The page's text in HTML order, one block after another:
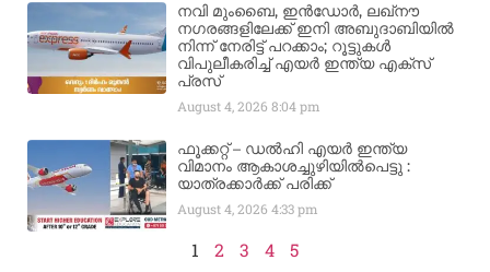
നവി മുംബൈ, ഇൻഡോർ, ലഖ്നൗ
നഗരങ്ങളിലേക്ക് ഇനി അബുദാബിയിൽ
നിന്ന് നേരിട്ട് പറക്കാം; റൂട്ടുകൾ
വിപുലീകരിച്ച് എയർ ഇന്ത്യ എക്സ്
പ്രസ്
August 4, 20268:04 pm
ഫൂക്കറ്റ് – ഡൽഹി എയര്‍ ഇന്ത്യ
വിമാനം ആകാശച്ചുഴിയില്‍പെട്ടു :
യാത്രക്കാര്‍ക്ക് പരിക്ക്
August 4, 20264:33 pm
1 2 3 4 5